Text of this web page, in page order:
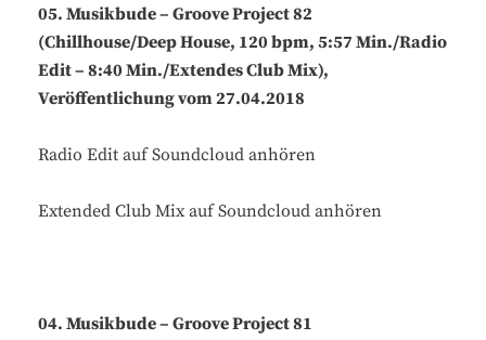
05. Musikbude – Groove Project 82
(Chillhouse/Deep House, 120 bpm, 5:57 Min./Radio
Edit – 8:40 Min./Extendes Club Mix),
Veröffentlichung vom 27.04.2018
Radio Edit auf Soundcloud anhören
Extended Club Mix auf Soundcloud anhören
04. Musikbude – Groove Project 81